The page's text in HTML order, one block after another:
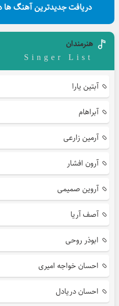
دریافت جدیدترین آهنگ ها
هنرمندان
Singer List
آبتین یارا
آبراهام
آرمین زارعی
آرون افشار
آروین صمیمی
آصف آریا
ابوذر روحی
احسان خواجه امیری
احسان دریادل